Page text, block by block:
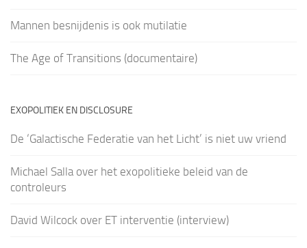
Mannen besnijdenis is ook mutilatie
The Age of Transitions (documentaire)
EXOPOLITIEK EN DISCLOSURE
De ‘Galactische Federatie van het Licht’ is niet uw vriend
Michael Salla over het exopolitieke beleid van de
controleurs
David Wilcock over ET interventie (interview)